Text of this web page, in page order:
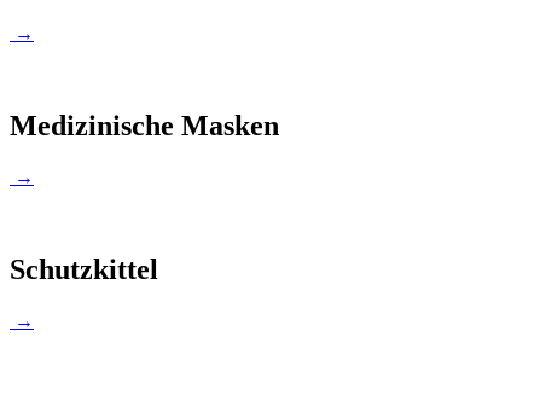
→
Medizinische Masken
→
Schutzkittel
→